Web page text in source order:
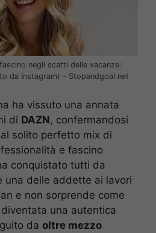
negli scatti delle vacanze:
da Instagram) – Stopandgoal.net
ha vissuto una annata
di DAZN, confermandosi
solito perfetto mix di
e fascino
conquistato tutti da
una delle addette ai lavori
e non sorprende come
una autentica
da oltre mezzo